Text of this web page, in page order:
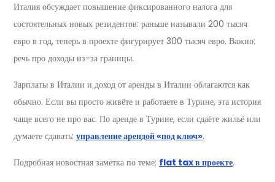
Италия обсуждает повышение фиксированного налога для
состоятельных новых резидентов: раньше называли 200 тысяч
евро в год, теперь в проекте фигурирует 300 тысяч евро. Важно:
речь про доходы из-за границы.
Зарплаты в Италии и доход от аренды в Италии облагаются как
обычно. Если вы просто живёте и работаете в Турине, эта история
чаще всего не про вас. По аренде в Турине, если сдаёте жильё или
думаете сдавать: управление арендой «под ключ».
Подробная новостная заметка по теме: flat tax в проекте.